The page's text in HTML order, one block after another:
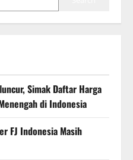
Simak Daftar Harga
di Indonesia
FJ Indonesia Masih